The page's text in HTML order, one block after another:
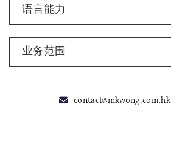
语言能力
业务范围
contact@mkwong.com.hk